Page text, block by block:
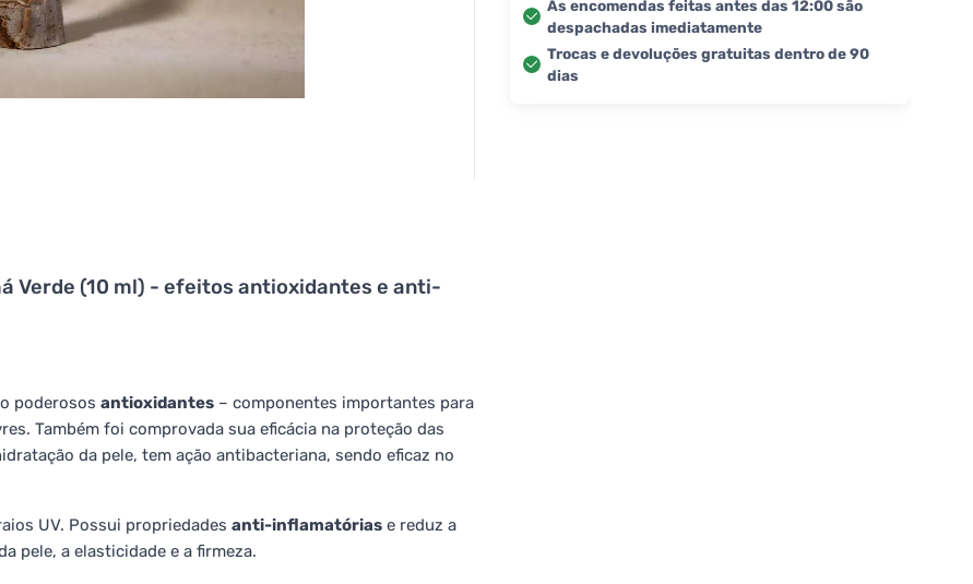
Verde (10 ml) - efeitos antioxidantes e anti-
poderosos antioxidantes – componentes importantes para
Também foi comprovada sua eficácia na proteção das
da pele, tem ação antibacteriana, sendo eficaz no
UV. Possui propriedades anti-inflamatórias e reduz a
pele, a elasticidade e a firmeza.
As encomendas feitas antes das 12:00 são
despachadas imediatamente
Trocas e devoluções gratuitas dentro de 90
dias